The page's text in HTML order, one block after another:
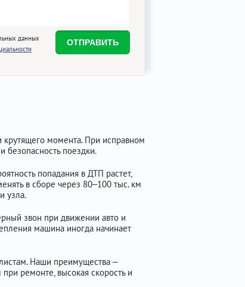
данных
крутящего момента. При исправном
безопасность поездки.
попадания в ДТП растет,
в сборе через 80–100 тыс. км
узла.
звон при движении авто и
машина иногда начинает
Наши преимущества –
ремонте, высокая скорость и